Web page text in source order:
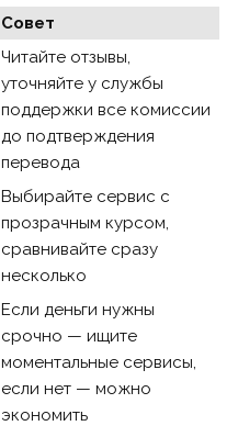
Совет
Читайте отзывы,
уточняйте у службы
поддержки все комиссии
до подтверждения
перевода
Выбирайте сервис с
прозрачным курсом,
сравнивайте сразу
несколько
Если деньги нужны
срочно — ищите
моментальные сервисы,
если нет — можно
экономить